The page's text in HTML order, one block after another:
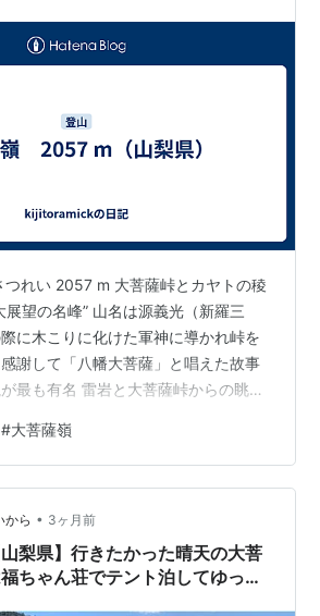
つれい 2057 m 大菩薩峠とカヤトの稜
展望の名峰” 山名は源義光（新羅三
に木こりに化けた軍神に導かれ峠を
謝して「八幡大菩薩」と唱えた故事
最も有名 雷岩と大菩薩峠からの眺望
々・大菩薩湖と日川渓谷がみられる
山村
#大菩薩嶺
から • 3ヶ月前
山梨県】行きたかった晴天の大菩
ちゃん荘でテント泊してゆっく